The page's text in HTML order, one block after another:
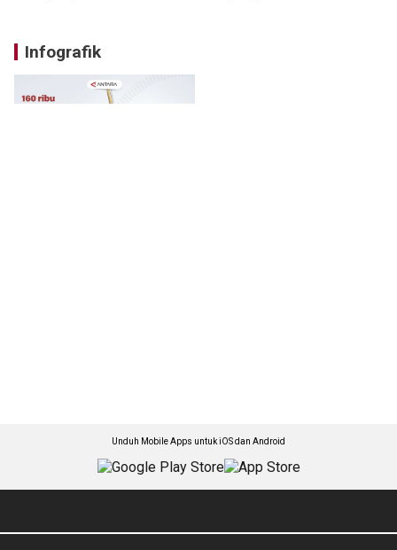
Infografik
Unduh Mobile Apps untuk iOS dan Android